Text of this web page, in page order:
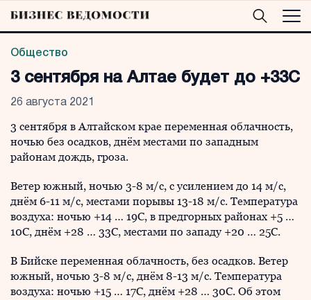
Общество
3 сентября на Алтае будет до +33С
26 августа 2021
3 сентября в Алтайском крае переменная облачность,
ночью без осадков, днём местами по западным
районам дождь, гроза.
Ветер южный, ночью 3-8 м/с, с усилением до 14 м/с,
днём 6-11 м/с, местами порывы 13-18 м/с. Температура
воздуха: ночью +14 … 19С, в предгорных районах +5 …
10С, днём +28 … 33С, местами по западу +20 … 25С.
В Бийске переменная облачность, без осадков. Ветер
южный, ночью 3-8 м/с, днём 8-13 м/с. Температура
воздуха: ночью +15 … 17С, днём +28 … 30С. Об этом